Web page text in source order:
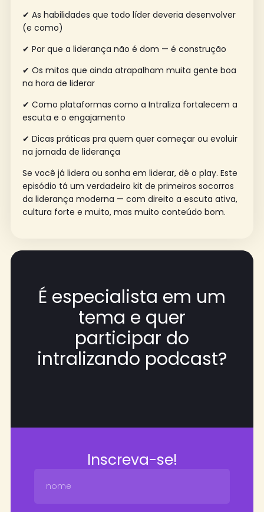
✔ As habilidades que todo líder deveria desenvolver
(e como)
✔ Por que a liderança não é dom — é construção
✔ Os mitos que ainda atrapalham muita gente boa
na hora de liderar
✔ Como plataformas como a Intraliza fortalecem a
escuta e o engajamento
✔ Dicas práticas pra quem quer começar ou evoluir
na jornada de liderança
Se você já lidera ou sonha em liderar, dê o play. Este
episódio tá um verdadeiro kit de primeiros socorros
da liderança moderna — com direito a escuta ativa,
cultura forte e muito, mas muito conteúdo bom.
É especialista em um
tema e quer
participar do
intralizando podcast?
Inscreva-se!